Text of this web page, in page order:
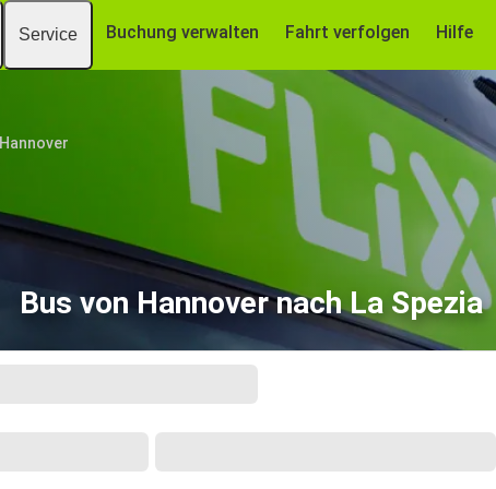
Service Buchung verwalten Fahrt verfolgen Hilfe
Hannover
Bus von Hannover nach La Spezia